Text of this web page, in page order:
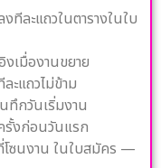
ละแถวในตารางในใบ
เมื่องานขยาย
ะแถวไม่ข้าม
ทึกวันเริ่มงาน
รั้งก่อนวันแรก
ซนงาน ในใบสมัคร —